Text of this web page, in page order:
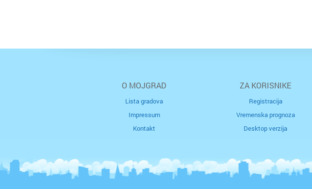
O MOJGRAD
Lista gradova
Impressum
Kontakt
ZA KORISNIKE
Registracija
Vremenska prognoza
Desktop verzija